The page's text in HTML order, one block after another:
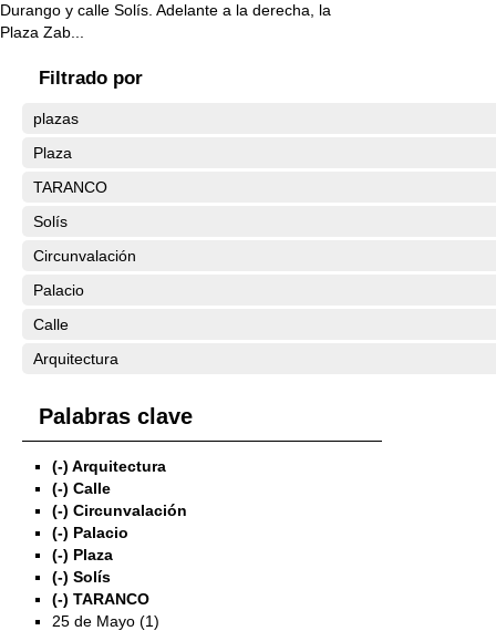
Durango y calle Solís. Adelante a la derecha, la
Plaza Zab...
Filtrado por
plazas
Plaza
TARANCO
Solís
Circunvalación
Palacio
Calle
Arquitectura
Palabras clave
(-) Arquitectura
(-) Calle
(-) Circunvalación
(-) Palacio
(-) Plaza
(-) Solís
(-) TARANCO
25 de Mayo (1)